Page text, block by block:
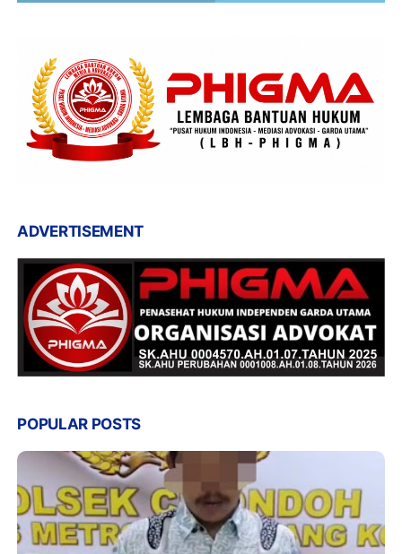
ADVERTISEMENT
POPULAR POSTS